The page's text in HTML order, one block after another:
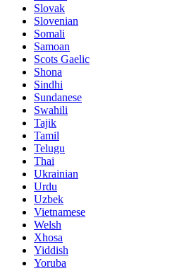
Slovak
Slovenian
Somali
Samoan
Scots Gaelic
Shona
Sindhi
Sundanese
Swahili
Tajik
Tamil
Telugu
Thai
Ukrainian
Urdu
Uzbek
Vietnamese
Welsh
Xhosa
Yiddish
Yoruba